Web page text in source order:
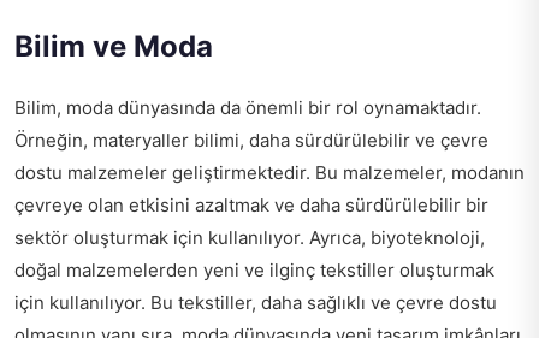
Bilim ve Moda
Bilim, moda dünyasında da önemli bir rol oynamaktadır.
Örneğin, materyaller bilimi, daha sürdürülebilir ve çevre
dostu malzemeler geliştirmektedir. Bu malzemeler, modanın
çevreye olan etkisini azaltmak ve daha sürdürülebilir bir
sektör oluşturmak için kullanılıyor. Ayrıca, biyoteknoloji,
doğal malzemelerden yeni ve ilginç tekstiller oluşturmak
için kullanılıyor. Bu tekstiller, daha sağlıklı ve çevre dostu